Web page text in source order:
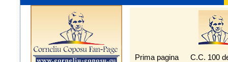
Prima pagina C.C. 100